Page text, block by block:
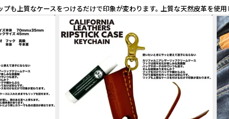
質なケースをつけるだけで印象が変わります。 上質な天然皮革を